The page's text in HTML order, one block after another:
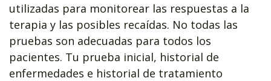
utilizadas para monitorear las respuestas a la
terapia y las posibles recaídas. No todas las
pruebas son adecuadas para todos los
pacientes. Tu prueba inicial, historial de
enfermedades e historial de tratamiento